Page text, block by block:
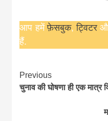
आप हमेंफ़ेसबुक,ट्विटर
हैं.
Continue
Reading
Previous
चुनाव की घोषणा ही एक मात्र